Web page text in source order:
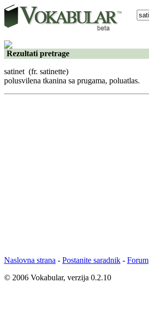
Rezultati pretrage
satinet (fr. satinette)
polusvilena tkanina sa prugama, poluatlas.
Naslovna strana - Postanite saradnik - Forum
© 2006 Vokabular, verzija 0.2.10